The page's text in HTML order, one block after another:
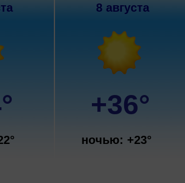
8 августа
+36°
ночью: +23°